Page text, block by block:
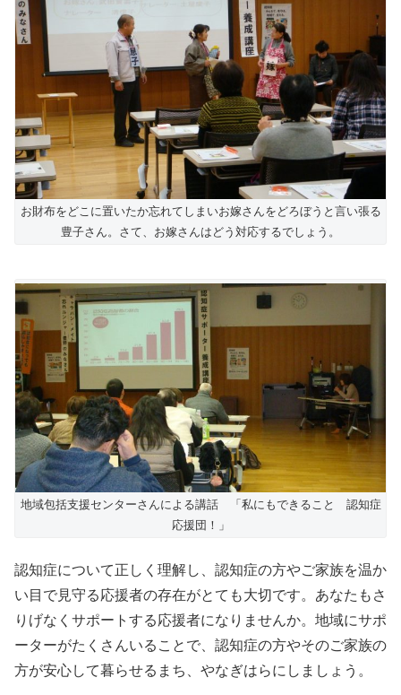
お財布をどこに置いたか忘れてしまいお嫁さんをどろぼうと言い張る
豊子さん。さて、お嫁さんはどう対応するでしょう。
地域包括支援センターさんによる講話 「私にもできること 認知症
応援団！」
認知症について正しく理解し、認知症の方やご家族を温か
い目で見守る応援者の存在がとても大切です。あなたもさ
りげなくサポートする応援者になりませんか。地域にサポ
ーターがたくさんいることで、認知症の方やそのご家族の
方が安心して暮らせるまち、やなぎはらにしましょう。